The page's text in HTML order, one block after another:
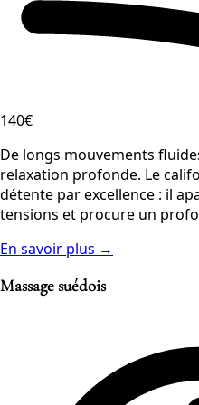
140€
De longs mouvements
relaxation profonde. Le
détente par excellence : il
tensions et procure un
En savoir plus →
Massage suédois